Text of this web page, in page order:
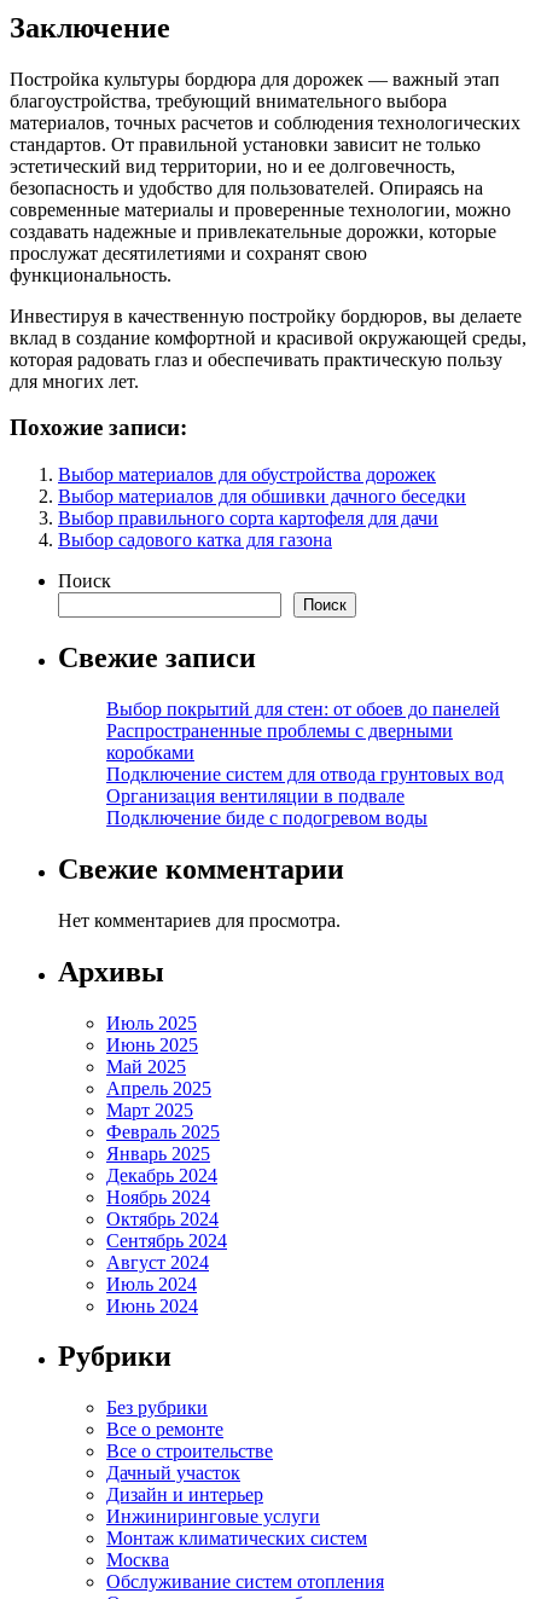
Заключение
Постройка культуры бордюра для дорожек — важный этап
благоустройства, требующий внимательного выбора
материалов, точных расчетов и соблюдения технологических
стандартов. От правильной установки зависит не только
эстетический вид территории, но и ее долговечность,
безопасность и удобство для пользователей. Опираясь на
современные материалы и проверенные технологии, можно
создавать надежные и привлекательные дорожки, которые
прослужат десятилетиями и сохранят свою
функциональность.
Инвестируя в качественную постройку бордюров, вы делаете
вклад в создание комфортной и красивой окружающей среды,
которая радовать глаз и обеспечивать практическую пользу
для многих лет.
Похожие записи:
Выбор материалов для обустройства дорожек
Выбор материалов для обшивки дачного беседки
Выбор правильного сорта картофеля для дачи
Выбор садового катка для газона
Поиск
Поиск
Свежие записи
Выбор покрытий для стен: от обоев до панелей
Распространенные проблемы с дверными
коробками
Подключение систем для отвода грунтовых вод
Организация вентиляции в подвале
Подключение биде с подогревом воды
Свежие комментарии
Нет комментариев для просмотра.
Архивы
Июль 2025
Июнь 2025
Май 2025
Апрель 2025
Март 2025
Февраль 2025
Январь 2025
Декабрь 2024
Ноябрь 2024
Октябрь 2024
Сентябрь 2024
Август 2024
Июль 2024
Июнь 2024
Рубрики
Без рубрики
Все о ремонте
Все о строительстве
Дачный участок
Дизайн и интерьер
Инжиниринговые услуги
Монтаж климатических систем
Москва
Обслуживание систем отопления